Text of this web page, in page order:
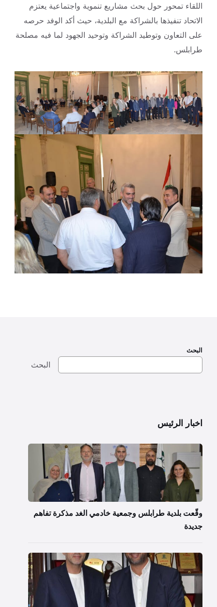
اللقاء تمحور حول بحث مشاريع تنموية واجتماعية يعتزم
الاتحاد تنفيذها بالشراكة مع البلدية، حيث أكد الوفد حرصه
على التعاون وتوطيد الشراكة وتوحيد الجهود لما فيه مصلحة
طرابلس.
البحث
البحث
اخبار الرئيس
وقّعت بلدية طرابلس وجمعية خادمي الغد مذكرة تفاهم
جديدة